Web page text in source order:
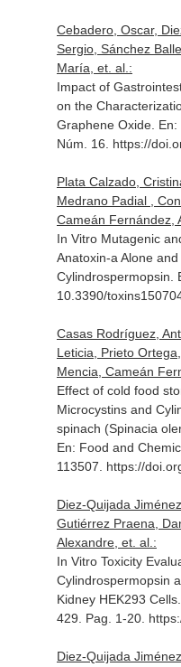
Cebadero, Oscar,
Sergio, Sánchez
María, et. al.:
Impact of
on the
Graphene Oxide. En:
Núm. 16. https://
Plata Calzado,
Medrano Padial ,
Cameán Fernández,
In Vitro Mutagenic
Anatoxin-a Alone
Cylindrospermopsin.
10.3390/
Casas Rodríguez,
Leticia, Prieto
Mencia, Cameán
Effect of cold food
Microcystins and
spinach (Spinacia
En: Food and
113507. https://
Diez-Quijada
Gutiérrez Praena,
Alexandre, et. al.:
In Vitro Toxicity
Cylindrospermopsin
Kidney HEK293 Cells.
429. Pag. 1-20.
Diez-Quijada